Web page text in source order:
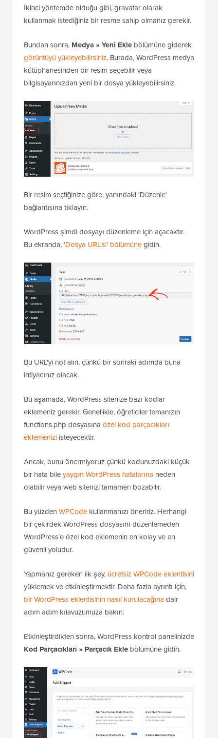
İkinci yöntemde olduğu gibi, gravatar olarak
kullanmak istediğiniz bir resme sahip olmanız gerekir.
Bundan sonra, Medya » Yeni Ekle bölümüne giderek
görüntüyü yükleyebilirsiniz. Burada, WordPress medya
kütüphanesinden bir resim seçebilir veya
bilgisayarınızdan yeni bir dosya yükleyebilirsiniz.
Bir resim seçtiğinize göre, yanındaki 'Düzenle'
bağlantısına tıklayın.
WordPress şimdi dosyayı düzenleme için açacaktır.
Bu ekranda,'Dosya URL'si' bölümünegidin.
Bu URL'yi not alın, çünkü bir sonraki adımda buna
ihtiyacınız olacak.
Bu aşamada, WordPress sitenize bazı kodlar
eklemeniz gerekir. Genellikle, öğreticiler temanızın
functions.php dosyasına özel kod parçacıkları
eklemenizi isteyecektir.
Ancak, bunu önermiyoruz çünkü kodunuzdaki küçük
bir hata bileyaygın WordPress hatalarına neden
olabilir veya web sitenizi tamamen bozabilir.
Bu yüzden WPCode kullanmanızı öneririz. Herhangi
bir çekirdek WordPress dosyasını düzenlemeden
WordPress'e özel kod eklemenin en kolay ve en
güvenli yoludur.
Yapmanız gereken ilk şey, ücretsiz WPCode eklentisini
yüklemek ve etkinleştirmektir. Daha fazla ayrıntı için,
bir WordPress eklentisinin nasıl kurulacağına dair
adım adım kılavuzumuza bakın.
Etkinleştirdikten sonra, WordPress kontrol panelinizde
Kod Parçacıkları » Parçacık Ekle bölümüne gidin.